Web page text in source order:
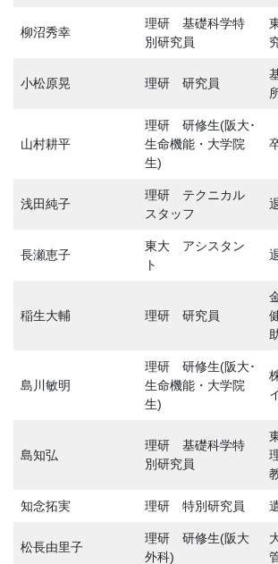
柳沼秀幸
理研 基礎科学特
別研究員
小松原晃 理研 研究員
山村耕平
理研 研修生(阪大･
生命機能・大学院
生)
浅田純子
理研 テクニカル
スタッフ
長瀬恵子
東大 アシスタン
ト
稲生大輔 理研 研究員
島川敏明
理研 研修生(阪大･
生命機能・大学院
生)
島知弘
理研 基礎科学特
別研究員
知念拓実 理研 特別研究員
松長由里子
理研 研修生(阪大
外科)